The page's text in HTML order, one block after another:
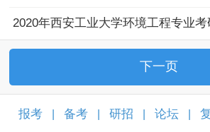
2020年西安工业大学环境工程专业
下一页
报考 备考 研招 论坛